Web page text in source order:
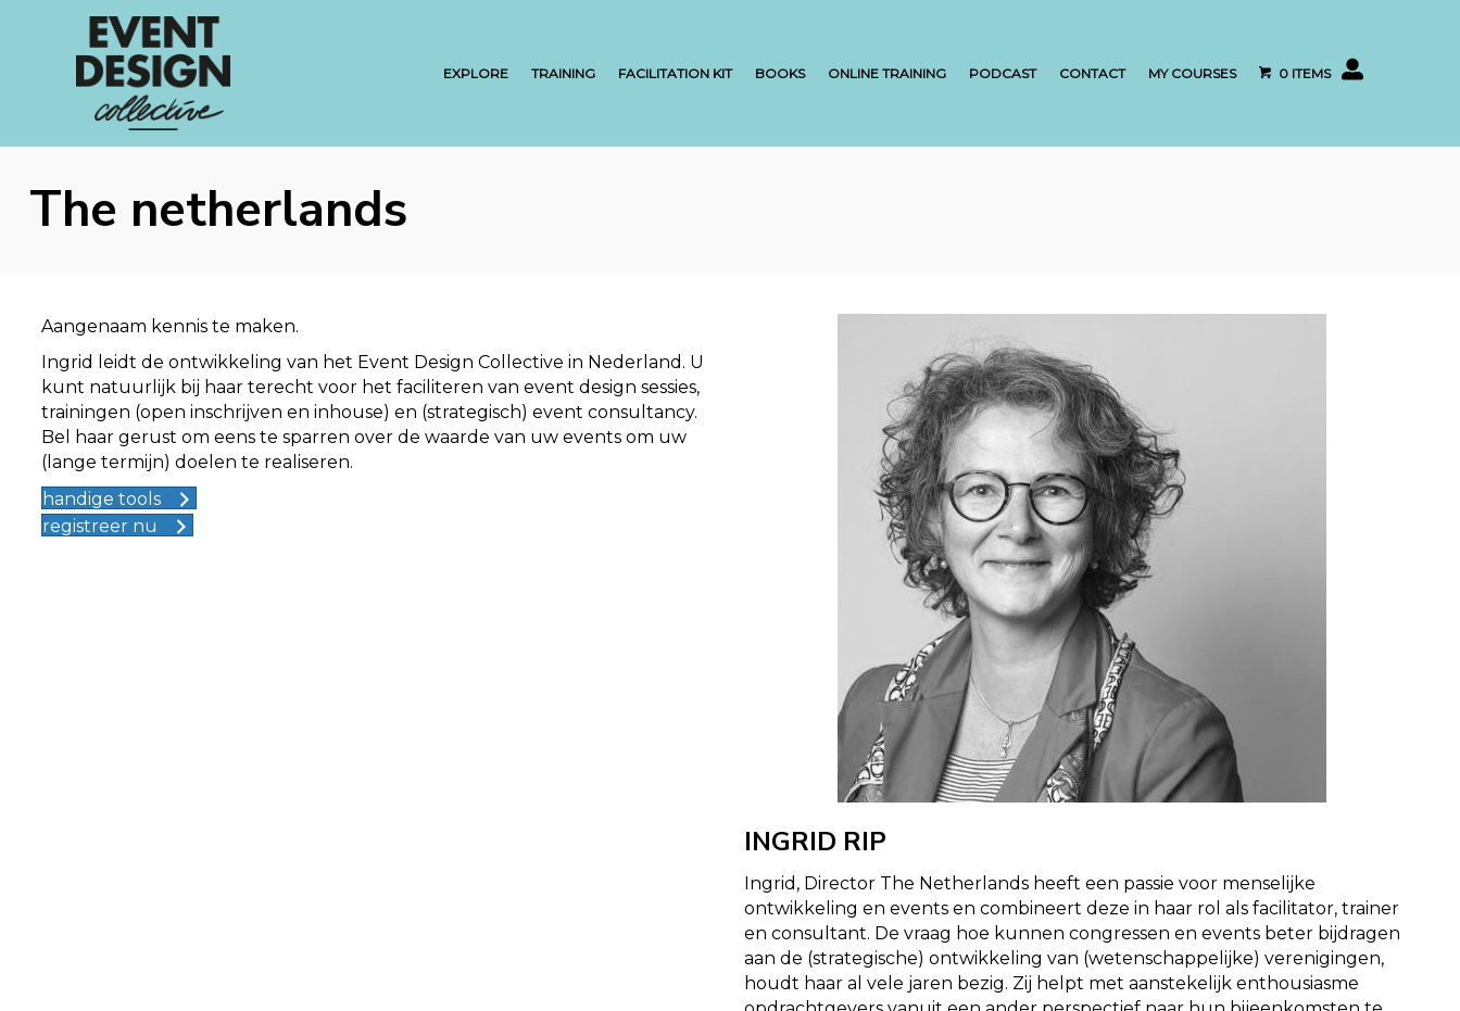
EXPLORE TRAINING FACILITATION KIT BOOKS ONLINE TRAINING PODCAST CONTACT MY COURSES 0 ITEMS My account
The netherlands
Aangenaam kennis te maken.
Ingrid leidt de ontwikkeling van het Event Design Collective in Nederland. U
kunt natuurlijk bij haar terecht voor het faciliteren van event design sessies,
trainingen (open inschrijven en inhouse) en (strategisch) event consultancy.
Bel haar gerust om eens te sparren over de waarde van uw events om uw
(lange termijn) doelen te realiseren.
handige tools
registreer nu
INGRID RIP
Ingrid, Director The Netherlands heeft een passie voor menselijke
ontwikkeling en events en combineert deze in haar rol als facilitator, trainer
en consultant. De vraag hoe kunnen congressen en events beter bijdragen
aan de (strategische) ontwikkeling van (wetenschappelijke) verenigingen,
houdt haar al vele jaren bezig. Zij helpt met aanstekelijk enthousiasme